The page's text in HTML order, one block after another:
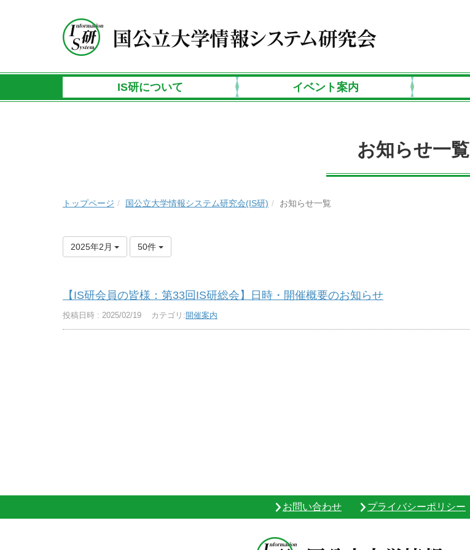
IS研について イベント案内
お知らせ一覧
トップページ 国公立大学情報システム研究会(IS研) お知らせ一覧
2025年2月 50件
【IS研会員の皆様：第33回IS研総会】日時・開催概要のお知らせ
投稿日時 : 2025/02/19 カテゴリ:開催案内
お問い合わせ プライバシーポリシー